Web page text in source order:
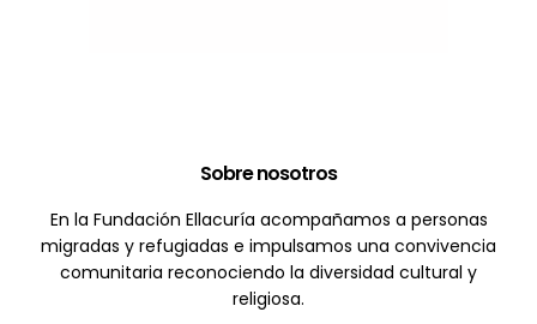
Sobre nosotros
En la Fundación Ellacuría acompañamos a personas
migradas y refugiadas e impulsamos una convivencia
comunitaria reconociendo la diversidad cultural y
religiosa.